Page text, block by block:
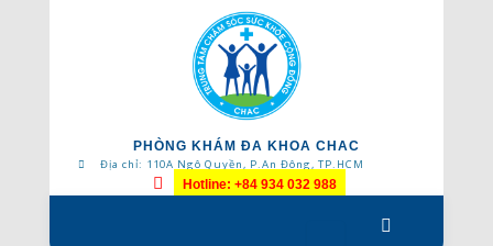
PHÒNG KHÁM ĐA KHOA CHAC
Địa chỉ: 110A Ngô Quyền, P.An Đông, TP.HCM
Hotline: +84 934 032 988